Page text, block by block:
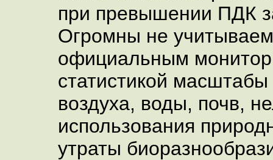
при превышении ПДК
Огромны не
официальным
статистикой масштабы
воздуха, воды, почв,
использования
утраты